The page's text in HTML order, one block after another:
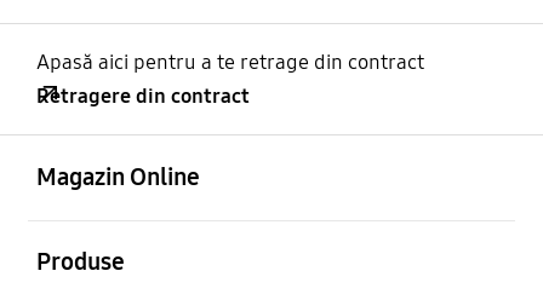
Apasă aici pentru a te retrage din contract
Retragere din contract
Magazin Online
Produse